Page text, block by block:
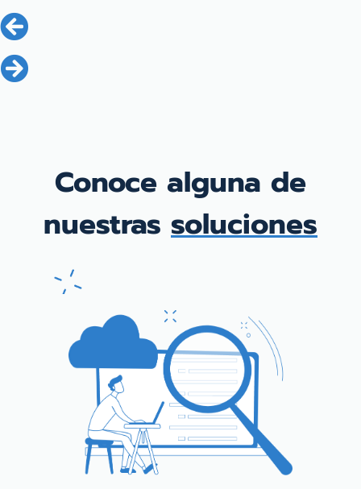
Conoce alguna de
nuestras soluciones